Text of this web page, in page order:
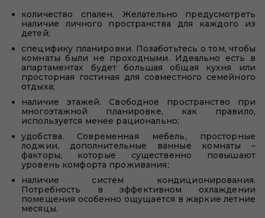
количество спален. Желательно предусмотреть
наличие личного пространства для каждого из
детей;
специфику планировки. Позаботьтесь о том, чтобы
комнаты были не проходными. Идеально есть в
апартаментах будет большая общая кухня или
просторная гостиная для совместного семейного
отдыха;
наличие этажей. Свободное пространство при
многоэтажной планировке, как правило,
используется менее рационально;
удобства. Современная мебель, просторные
лоджии, дополнительные ванные комнаты –
факторы, которые существенно повышают
уровень комфорта проживания;
наличие систем кондиционирования.
Потребность в эффективном охлаждении
помещения особенно ощущается в жаркие летние
месяцы.